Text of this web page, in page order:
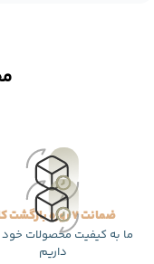
ضمانت 7 روزه بازگشت کالا
ما به کیفیت محصولات خود
داریم